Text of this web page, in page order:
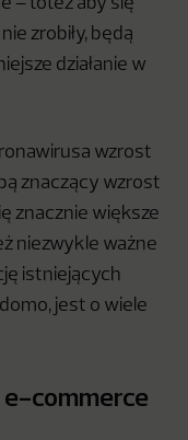
– toteż aby się
zrobiły, będą
działanie w
wzrost
znaczący wzrost
znacznie większe
niezwykle ważne
istniejących
jest o wiele
commerce